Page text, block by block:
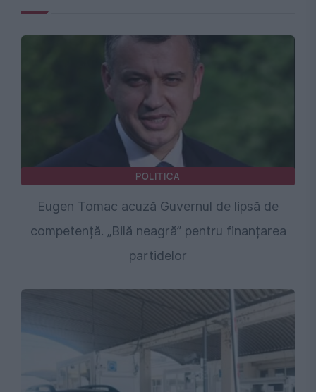
POLITICA
Eugen Tomac acuză Guvernul de lipsă de
competență. „Bilă neagră” pentru finanțarea
partidelor